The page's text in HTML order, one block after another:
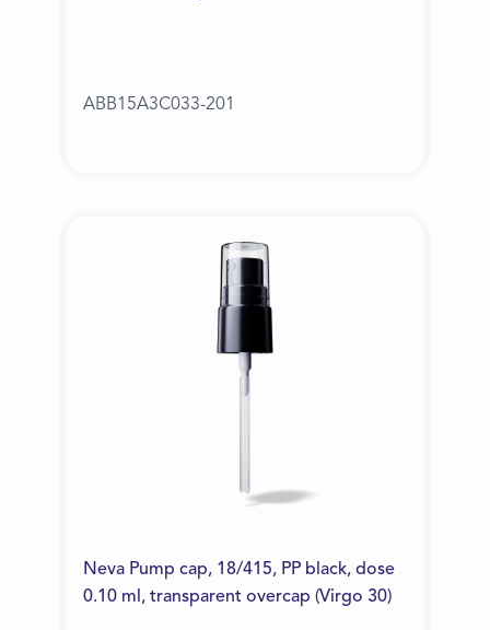
ABB15A3C033-201
Neva Pump cap, 18/415, PP black, dose
0.10 ml, transparent overcap (Virgo 30)